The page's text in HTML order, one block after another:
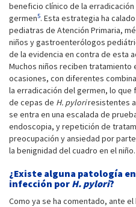
beneficio clínico de la
germen5. Esta estrategia ha
pediatras de Atención Primaria,
niños y gastroenterólogos
de la evidencia en contra de esta
Muchos niños reciben tratamiento
ocasiones, con diferentes
la erradicación del germen, lo que
de cepas de H. pyloriresistentes a
se entra en una escalada de
endoscopia, y repetición de
preocupación y ansiedad por
la benignidad del cuadro en el niño.
¿Existe alguna patología
infección por H. pylori?
Como ya se ha comentado, ante